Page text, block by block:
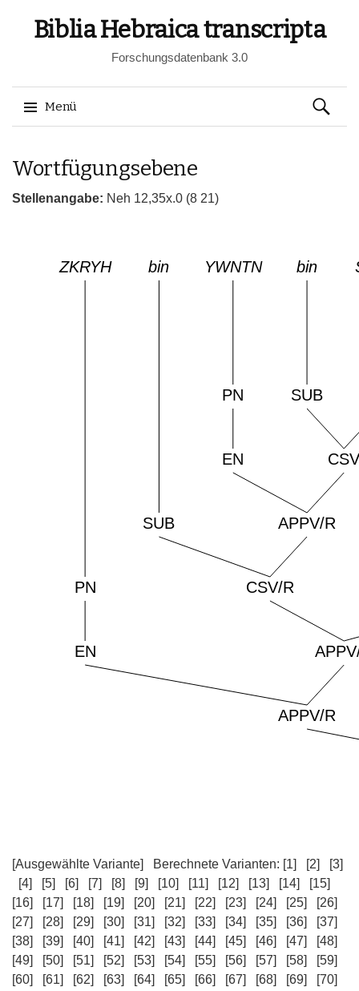
Biblia Hebraica transcripta
Forschungsdatenbank 3.0
Menü
zum
Suchen
nach:
Wortfügungsebene
Stellenangabe: Neh 12,35x.0 (8 21)
[Ausgewählte Variante] Berechnete Varianten: [1] [2]
[3]
[4]
[5] [6] [7] [8] [9] [10] [11] [12] [13] [14]
[15]
[16]
[17] [18] [19] [20] [21] [22] [23] [24] [25]
[26]
[27]
[28] [29] [30] [31] [32] [33] [34] [35] [36]
[37]
[38]
[39] [40] [41] [42] [43] [44] [45] [46] [47]
[48]
[49]
[50] [51] [52] [53] [54] [55] [56] [57] [58]
[59]
[60]
[61] [62] [63] [64] [65] [66] [67] [68] [69]
[70]